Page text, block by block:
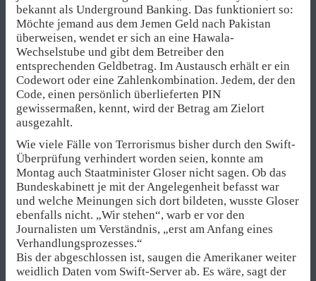
bekannt als Underground Banking. Das funktioniert so:
Möchte jemand aus dem Jemen Geld nach Pakistan
überweisen, wendet er sich an eine Hawala-
Wechselstube und gibt dem Betreiber den
entsprechenden Geldbetrag. Im Austausch erhält er ein
Codewort oder eine Zahlenkombination. Jedem, der den
Code, einen persönlich überlieferten PIN
gewissermaßen, kennt, wird der Betrag am Zielort
ausgezahlt.
Wie viele Fälle von Terrorismus bisher durch den Swift-
Überprüfung verhindert worden seien, konnte am
Montag auch Staatminister Gloser nicht sagen. Ob das
Bundeskabinett je mit der Angelegenheit befasst war
und welche Meinungen sich dort bildeten, wusste Gloser
ebenfalls nicht. „Wir stehen“, warb er vor den
Journalisten um Verständnis, „erst am Anfang eines
Verhandlungsprozesses.“
Bis der abgeschlossen ist, saugen die Amerikaner weiter
weidlich Daten vom Swift-Server ab. Es wäre, sagt der